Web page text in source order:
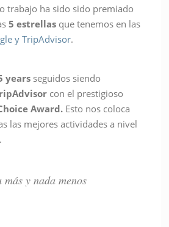
trabajo ha sido sido premiado
5 estrellas que tenemos en las
y TripAdvisor.
years seguidos siendo
con el prestigioso
Award. Esto nos coloca
las mejores actividades a nivel
más y nada menos